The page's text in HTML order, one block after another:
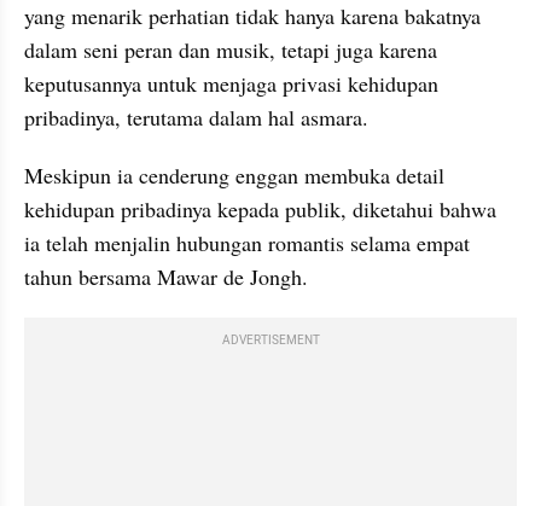
yang menarik perhatian tidak hanya karena bakatnya
dalam seni peran dan musik, tetapi juga karena
keputusannya untuk menjaga privasi kehidupan
pribadinya, terutama dalam hal asmara.
Meskipun ia cenderung enggan membuka detail
kehidupan pribadinya kepada publik, diketahui bahwa
ia telah menjalin hubungan romantis selama empat
tahun bersama Mawar de Jongh.
ADVERTISEMENT